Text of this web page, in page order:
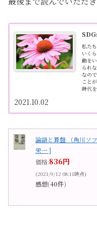
私た
いく
動を
られ
なの
こと
時代
2021.10.02
論語と算盤 （角川ソ
栄一 ]
価格:836円
(2021/9/12 08:11時点)
感想(40件)